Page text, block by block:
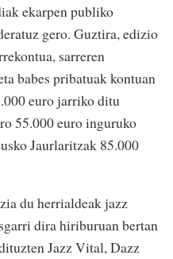
ekarpen publiko
gero. Guztira, edizio
sarreren
babes pribatuak kontuan
euro jarriko ditu
55.000 euro inguruko
Jaurlaritzak 85.000
du herrialdeak jazz
dira hiriburuan bertan
Jazz Vital, Dazz